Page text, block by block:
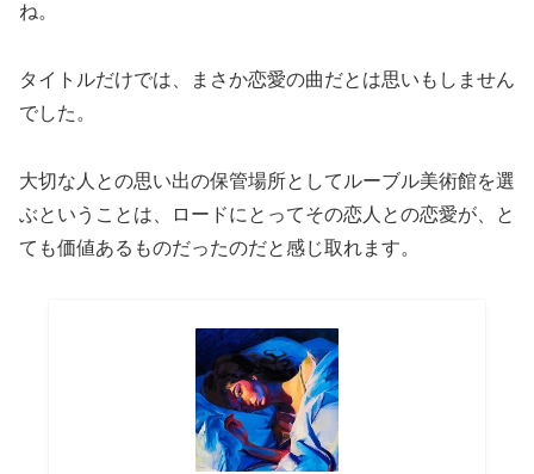
ね。
タイトルだけでは、まさか恋愛の曲だとは思いもしません
でした。
大切な人との思い出の保管場所としてルーブル美術館を選
ぶということは、ロードにとってその恋人との恋愛が、と
ても価値あるものだったのだと感じ取れます。